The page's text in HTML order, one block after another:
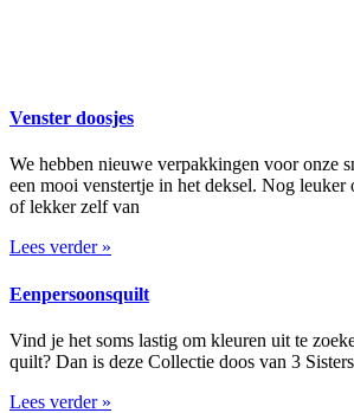
Venster doosjes
We hebben nieuwe verpakkingen voor onze
een mooi venstertje in het deksel. Nog leuker
of lekker zelf van
Lees verder »
Eenpersoonsquilt
Vind je het soms lastig om kleuren uit te
quilt? Dan is deze Collectie doos van 3
Lees verder »